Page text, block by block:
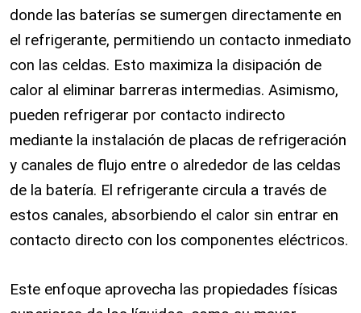
donde las baterías se sumergen directamente en
el refrigerante, permitiendo un contacto inmediato
con las celdas. Esto maximiza la disipación de
calor al eliminar barreras intermedias. Asimismo,
pueden refrigerar por contacto indirecto
mediante la instalación de placas de refrigeración
y canales de flujo entre o alrededor de las celdas
de la batería. El refrigerante circula a través de
estos canales, absorbiendo el calor sin entrar en
contacto directo con los componentes eléctricos.
Este enfoque aprovecha las propiedades físicas